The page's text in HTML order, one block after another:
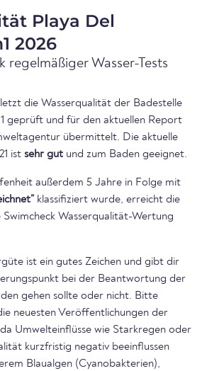
Playa Del
2026
regelmäßiger Wasser-Tests
die Wasserqualität der Badestelle
geprüft und für den aktuellen Report
übermittelt. Die aktuelle
ist sehr gut und zum Baden geeignet.
außerdem 5 Jahre in Folge mit
klassifiziert wurde, erreicht die
Swimcheck Wasserqualität-Wertung
ist ein gutes Zeichen und gibt dir
bei der Beantwortung der
gehen sollte oder nicht. Bitte
neuesten Veröffentlichungen der
Umwelteinflüsse wie Starkregen oder
kurzfristig negativ beeinflussen
Blaualgen (Cyanobakterien),